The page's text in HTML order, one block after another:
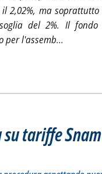
2,02%, ma soprattutto
del 2%. Il
per l'assemb...
tariffe
interrompono la procedura